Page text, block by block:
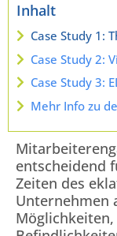
Inhalt
Case Study 1:
Case Study 2:
Case Study 3:
Mehr Info zu
entscheidend
Zeiten des
Unternehmen